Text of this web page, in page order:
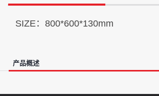
SIZE：800*600*130mm
产品概述